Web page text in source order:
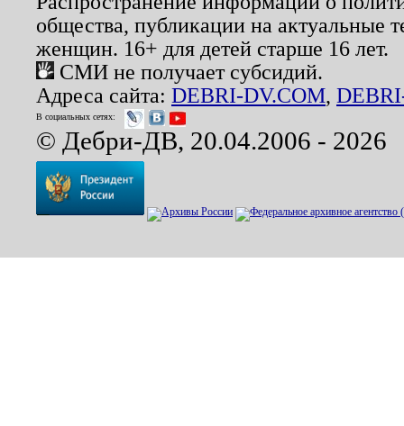
общества, публикации на актуальные
женщин. 16+ для детей старше 16 лет.
СМИ не получает субсидий.
Адреса сайта: DEBRI-DV.COM,
В социальных сетях:
© Дебри-ДВ, 20.04.2006 - 2026